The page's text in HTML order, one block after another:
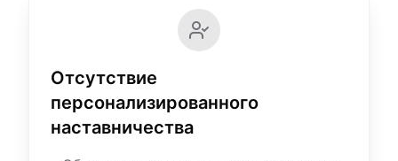
Отсутствие
персонализированного
наставничества